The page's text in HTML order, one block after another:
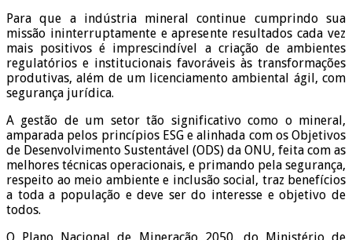
Para que a indústria mineral continue cumprindo sua
missão ininterruptamente e apresente resultados cada vez
mais positivos é imprescindível a criação de ambientes
regulatórios e institucionais favoráveis às transformações
produtivas, além de um licenciamento ambiental ágil, com
segurança jurídica.
A gestão de um setor tão significativo como o mineral,
amparada pelos princípios ESG e alinhada com os Objetivos
de Desenvolvimento Sustentável (ODS) da ONU, feita com as
melhores técnicas operacionais, e primando pela segurança,
respeito ao meio ambiente e inclusão social, traz benefícios
a toda a população e deve ser do interesse e objetivo de
todos.